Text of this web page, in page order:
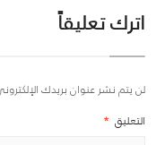
اترك تعليقاً
لن يتم نشر عنوان بريدك
التعليق *